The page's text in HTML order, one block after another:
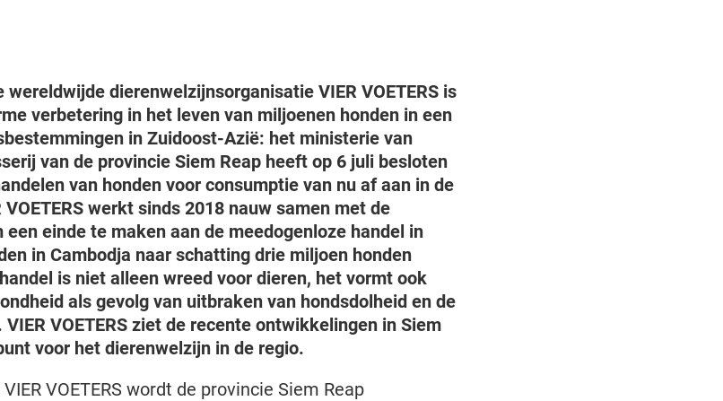
wereldwijde dierenwelzijnsorganisatie VIER VOETERS is
verbetering in het leven van miljoenen honden in een
in Zuidoost-Azië: het ministerie van
van de provincie Siem Reap heeft op 6 juli besloten
van honden voor consumptie van nu af aan in de
werkt sinds 2018 nauw samen met de
einde te maken aan de meedogenloze handel in
in Cambodja naar schatting drie miljoen honden
is niet alleen wreed voor dieren, het vormt ook
als gevolg van uitbraken van hondsdolheid en de
VOETERS ziet de recente ontwikkelingen in Siem
voor het dierenwelzijn in de regio.
VOETERS wordt de provincie Siem Reap